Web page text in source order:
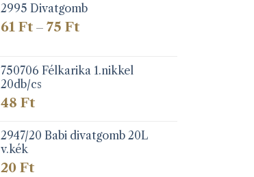
2995 Divatgomb
61Ft – 75FtÁrtartomány:
75 Ft
750706 Félkarika 1.nikkel
20db/cs
48Ft
2947/20 Babi divatgomb 20L
v.kék
20Ft